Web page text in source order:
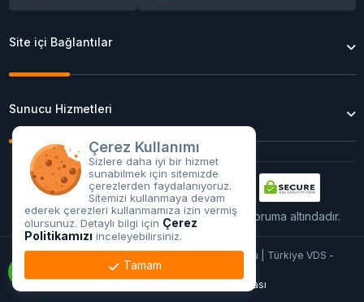
Site içi Bağlantılar
Sunucu Hizmetleri
Tüm işlemleriniz256BitSSL sertifikası ile koruma altındadır.
Copyright © 2026 Kiralık Sunucu & GPU Sunucu | Türkiye VDS -
SistemDC | Her Hakkı Saklıdır.
Gizlilik Politikası
Çerez Kullanımı
Sizlere daha iyi bir hizmet
sunabilmek için sitemizde
çerezlerden faydalanıyoruz.
Sitemizi kullanmaya devam
ederek çerezleri kullanmamıza izin vermiş
olursunuz. Detaylı bilgi için Çerez
Politikamızı inceleyebilirsiniz.
Tamam